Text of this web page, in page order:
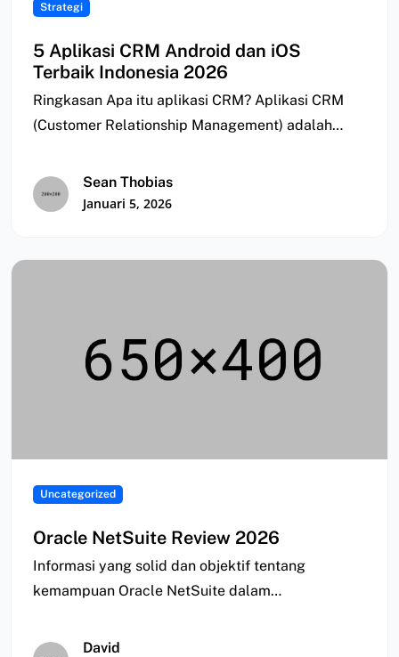
Strategi
5 Aplikasi CRM Android dan iOS
Terbaik Indonesia 2026
Ringkasan Apa itu aplikasi CRM? Aplikasi CRM
(Customer Relationship Management) adalah
Sean Thobias
Januari 5, 2026
Uncategorized
Oracle NetSuite Review 2026
Informasi yang solid dan objektif tentang
kemampuan Oracle NetSuite dalam
David